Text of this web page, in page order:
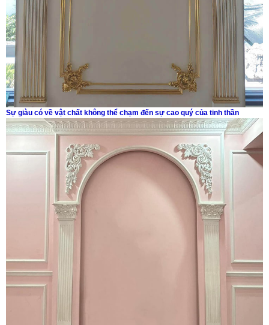
Sự giàu có về vật chất không thể chạm đến sự cao quý của tinh thần